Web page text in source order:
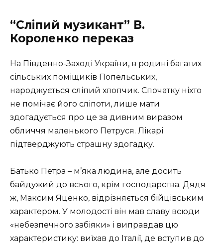
“Сліпий музикант” В.
Короленко переказ
На Південно-Заході України, в родині багатих
сільських поміщиків Попельських,
народжується сліпий хлопчик. Спочатку ніхто
не помічає його сліпоти, лише мати
здогадується про це за дивним виразом
обличчя маленького Петруся. Лікарі
підтверджують страшну здогадку.
Батько Петра – м’яка людина, але досить
байдужий до всього, крім господарства. Дядя
ж, Максим Яценко, відрізняється бійцівським
характером. У молодості він мав славу всюди
«небезпечного забіяки» і виправдав цю
характеристику: виїхав до Італії, де вступив до